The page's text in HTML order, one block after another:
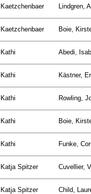
Kaetzchenbaer Lindgren,
Kaetzchenbaer Boie,
Kathi Abedi,
Kathi Kästner,
Kathi Rowling,
Kathi Boie,
Kathi Funke,
Katja Spitzer Cuvellier,
Katja Spitzer Child,